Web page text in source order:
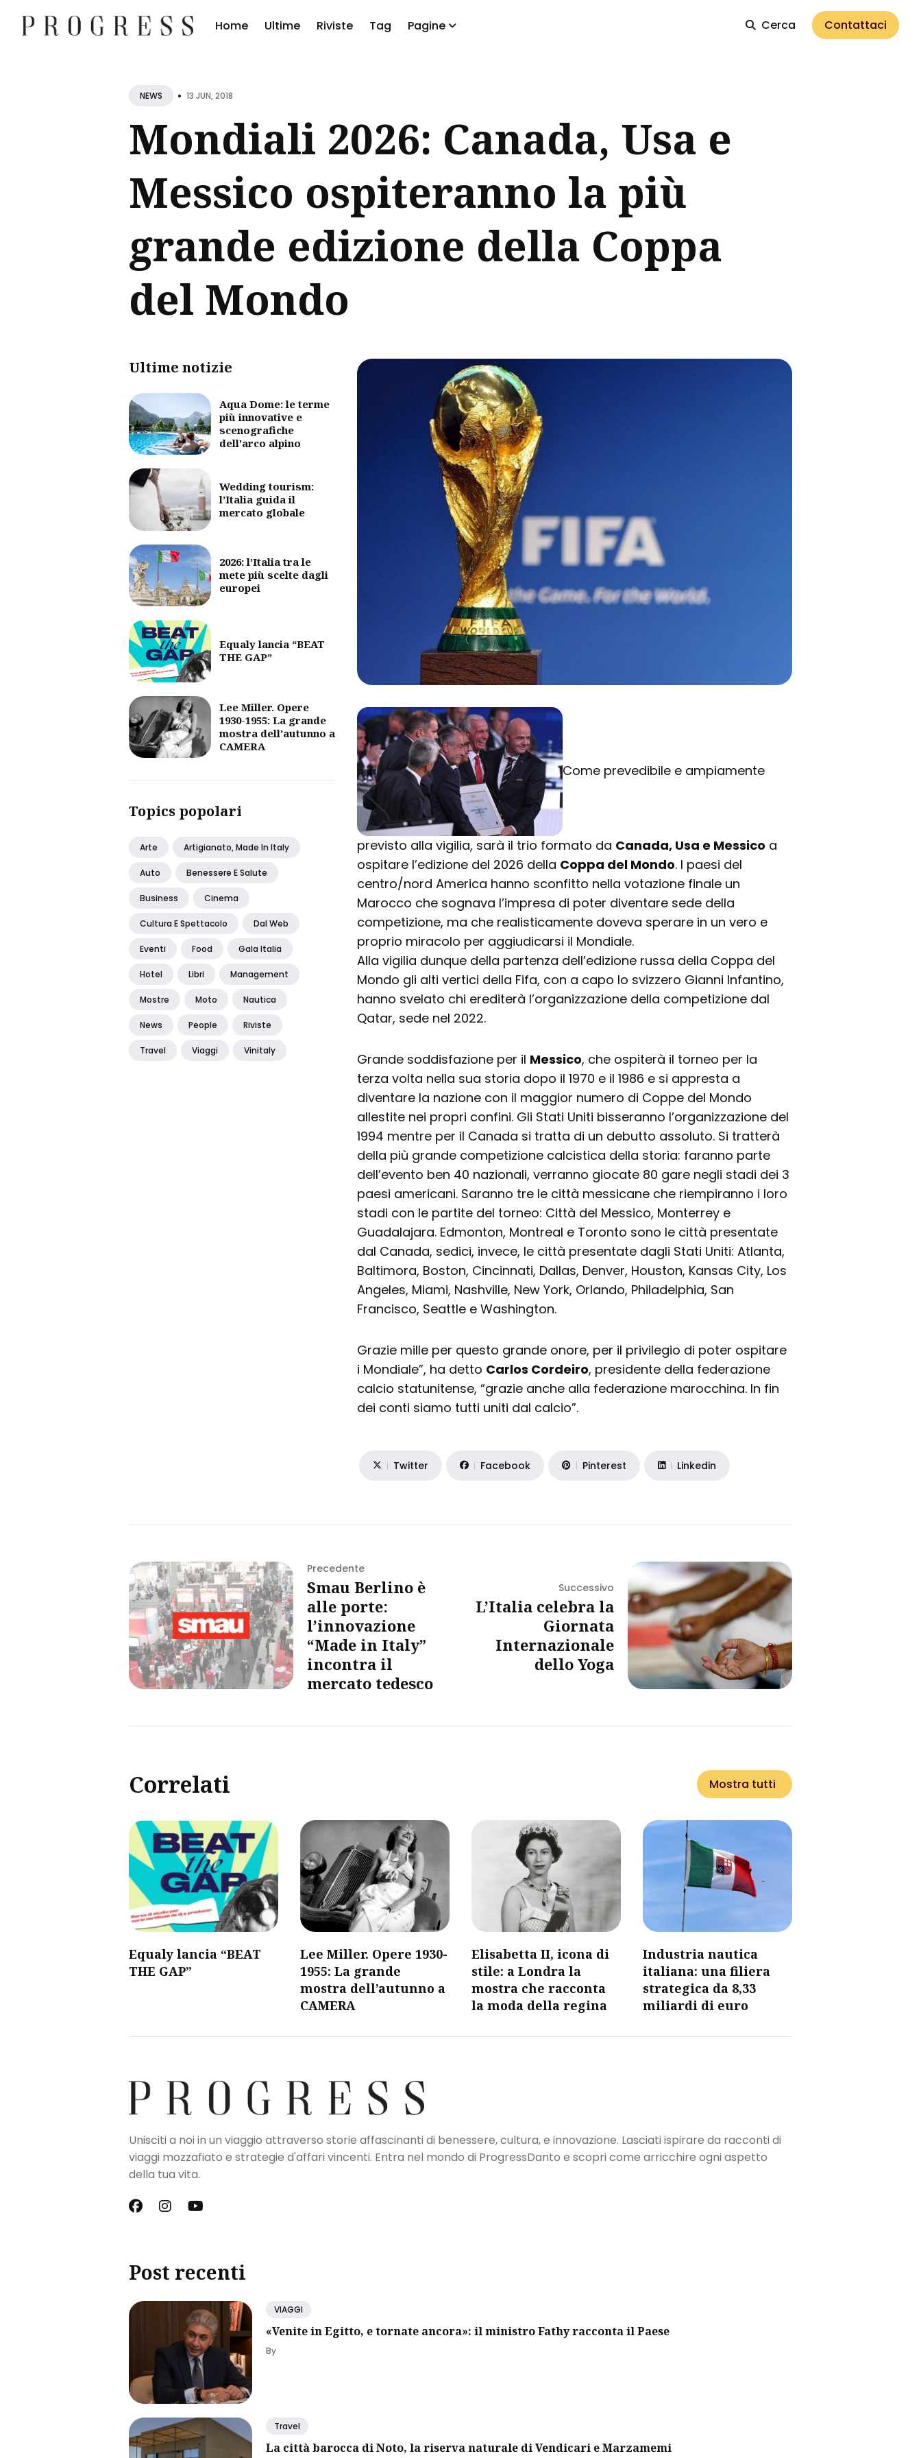
Home Ultime Riviste Tag Pagine Cerca Contattaci
NEWS • 13 JUN, 2018
Mondiali 2026: Canada, Usa e
Messico ospiteranno la più
grande edizione della Coppa
del Mondo
Ultime notizie
Aqua Dome: le terme
più innovative e
scenografiche
dell'arco alpino
Wedding tourism:
l’Italia guida il
mercato globale
2026: l’Italia tra le
mete più scelte dagli
europei
Equaly lancia “BEAT
THE GAP”
Lee Miller. Opere
1930-1955: La grande
mostra dell’autunno a
CAMERA
Topics popolari
Arte Artigianato, Made In Italy
Auto Benessere E Salute
Business Cinema
Cultura E Spettacolo Dal Web
Eventi Food Gala Italia
Hotel Libri Management
Mostre Moto Nautica
News People Riviste
Travel Viaggi Vinitaly
Come prevedibile e ampiamente
previsto alla vigilia, sarà il trio formato da Canada, Usa e Messico a
ospitare l’edizione del 2026 della Coppa del Mondo. I paesi del
centro/nord America hanno sconfitto nella votazione finale un
Marocco che sognava l’impresa di poter diventare sede della
competizione, ma che realisticamente doveva sperare in un vero e
proprio miracolo per aggiudicarsi il Mondiale.
Alla vigilia dunque della partenza dell’edizione russa della Coppa del
Mondo gli alti vertici della Fifa, con a capo lo svizzero Gianni Infantino,
hanno svelato chi erediterà l’organizzazione della competizione dal
Qatar, sede nel 2022.
Grande soddisfazione per il Messico, che ospiterà il torneo per la
terza volta nella sua storia dopo il 1970 e il 1986 e si appresta a
diventare la nazione con il maggior numero di Coppe del Mondo
allestite nei propri confini. Gli Stati Uniti bisseranno l’organizzazione del
1994 mentre per il Canada si tratta di un debutto assoluto. Si tratterà
della più grande competizione calcistica della storia: faranno parte
dell’evento ben 40 nazionali, verranno giocate 80 gare negli stadi dei 3
paesi americani. Saranno tre le città messicane che riempiranno i loro
stadi con le partite del torneo: Città del Messico, Monterrey e
Guadalajara. Edmonton, Montreal e Toronto sono le città presentate
dal Canada, sedici, invece, le città presentate dagli Stati Uniti: Atlanta,
Baltimora, Boston, Cincinnati, Dallas, Denver, Houston, Kansas City, Los
Angeles, Miami, Nashville, New York, Orlando, Philadelphia, San
Francisco, Seattle e Washington.
Grazie mille per questo grande onore, per il privilegio di poter ospitare
i Mondiale”, ha detto Carlos Cordeiro, presidente della federazione
calcio statunitense, “grazie anche alla federazione marocchina. In fin
dei conti siamo tutti uniti dal calcio”.
Twitter Facebook Pinterest Linkedin
Precedente
Smau Berlino è
alle porte:
l’innovazione
“Made in Italy”
incontra il
mercato tedesco
Successivo
L’Italia celebra la
Giornata
Internazionale
dello Yoga
Correlati Mostra tutti
Equaly lancia “BEAT
THE GAP”
Lee Miller. Opere 1930-
1955: La grande
mostra dell’autunno a
CAMERA
Elisabetta II, icona di
stile: a Londra la
mostra che racconta
la moda della regina
​Industria nautica
italiana: una filiera
strategica da 8,33
miliardi di euro​
Unisciti a noi in un viaggio attraverso storie affascinanti di benessere, cultura, e innovazione. Lasciati ispirare da racconti di
viaggi mozzafiato e strategie d'affari vincenti. Entra nel mondo di ProgressDanto e scopri come arricchire ogni aspetto
della tua vita.
Post recenti
VIAGGI
«Venite in Egitto, e tornate ancora»: il ministro Fathy racconta il Paese
By
Travel
La città barocca di Noto, la riserva naturale di Vendicari e Marzamemi